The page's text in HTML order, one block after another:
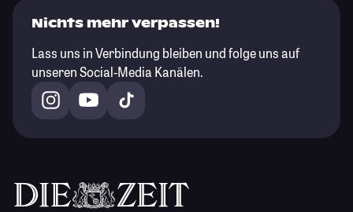
Nichts mehr verpassen!
Lass uns in Verbindung bleiben und folge uns auf
unseren Social-Media Kanälen.